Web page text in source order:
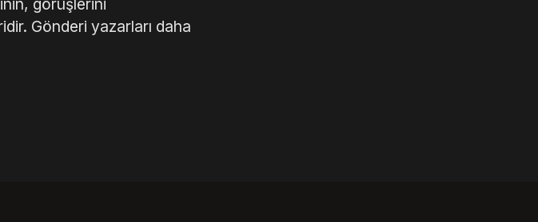
görüşlerini
Gönderi yazarları daha